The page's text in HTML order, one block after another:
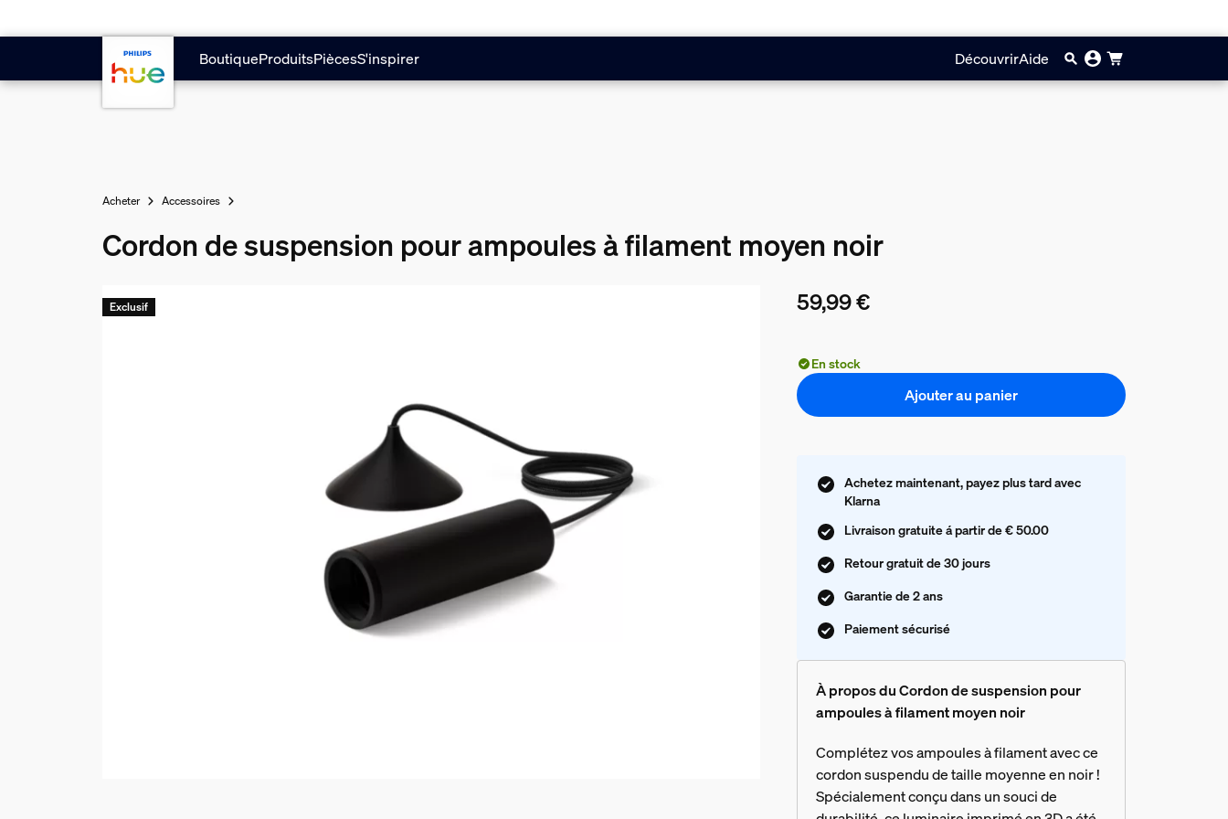
BoutiqueProduitsPiècesS'inspirer DécouvrirAide
Acheter Accessoires
Cordon de suspension pour ampoules à filament moyen noir
59,99 €
Exclusif
En stock
Ajouter au panier
Achetez maintenant, payez plus tard avec
Klarna
Livraison gratuite á partir de € 50.00
Retour gratuit de 30 jours
Garantie de 2 ans
Paiement sécurisé
À propos du Cordon de suspension pour
ampoules à filament moyen noir
Complétez vos ampoules à filament avec ce
cordon suspendu de taille moyenne en noir !
Spécialement conçu dans un souci de